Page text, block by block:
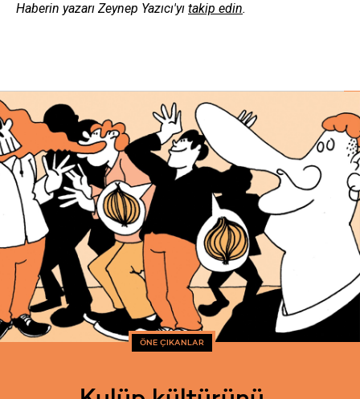
Haberin yazarı Zeynep Yazıcı'yı takip edin.
ÖNE ÇIKANLAR